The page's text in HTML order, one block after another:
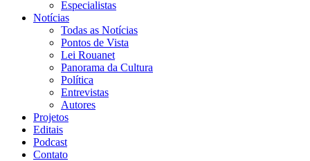
Especialistas
Notícias
Todas as Notícias
Pontos de Vista
Lei Rouanet
Panorama da Cultura
Política
Entrevistas
Autores
Projetos
Editais
Podcast
Contato